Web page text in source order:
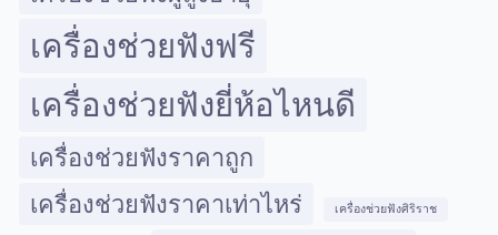
เครื่องช่วยฟังฟรี
เครื่องช่วยฟังยี่ห้อไหนดี
เครื่องช่วยฟังราคาถูก
เครื่องช่วยฟังราคาเท่าไหร่
เครื่องช่วยฟังศิริราช